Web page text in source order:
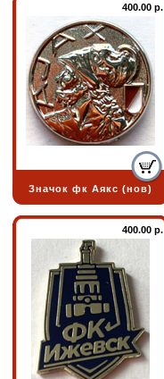
400.00 р.
Значок фк Аякс (нов)
400.00 р.